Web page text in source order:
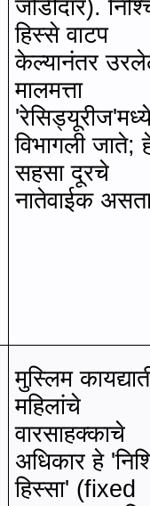
जोडीदार).
हिस्से वाटप
केल्यानंतर
मालमत्ता
'रेसिड्यूरीज'
विभागली जाते;
सहसा दूरचे
नातेवाईक
मुस्लिम
महिलांचे
वारसाहक्काचे
अधिकार हे '
हिस्सा' (fixed